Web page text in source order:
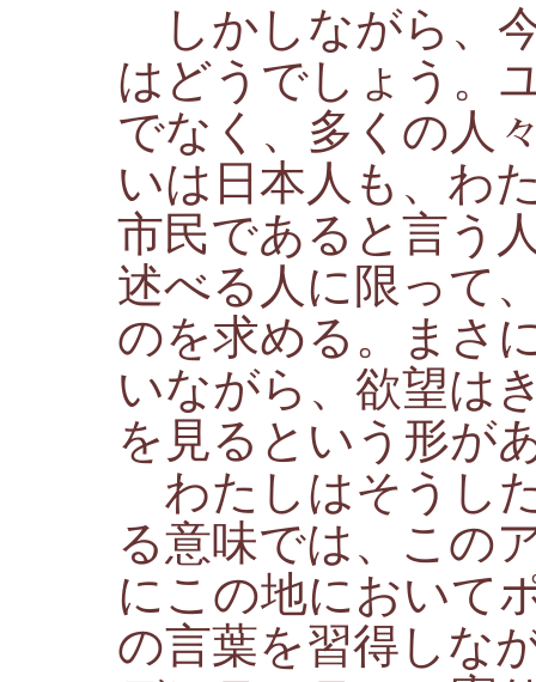
しかしながら、
はどうでしょう。
でなく、多くの人
いは日本人も、わ
市民であると言う
述べる人に限って
のを求める。まさ
いながら、欲望は
を見るという形が
わたしはそうし
る意味では、この
にこの地において
の言葉を習得しな